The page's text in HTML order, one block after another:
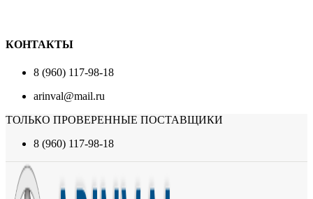
КОНТАКТЫ
8 (960) 117-98-18
arinval@mail.ru
ТОЛЬКО ПРОВЕРЕННЫЕ ПОСТАВЩИКИ
8 (960) 117-98-18